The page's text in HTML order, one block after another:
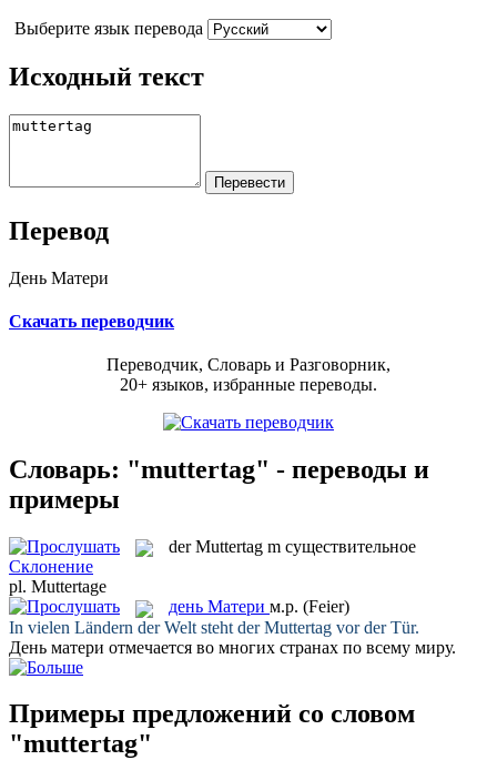
Выберите язык перевода
Исходный текст
Перевод
День Матери
Скачать переводчик
Переводчик, Словарь и Разговорник,
20+ языков, избранные переводы.
Словарь: "muttertag" - переводы и
примеры
derMuttertag m существительное
Склонение
pl. Muttertage
день Матери м.р. (Feier)
In vielen Ländern der Welt steht derMuttertag vor der Tür.
День матери отмечается во многих странах по всему миру.
Примеры предложений со словом
"muttertag"